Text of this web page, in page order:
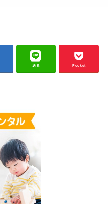
送る Pocket